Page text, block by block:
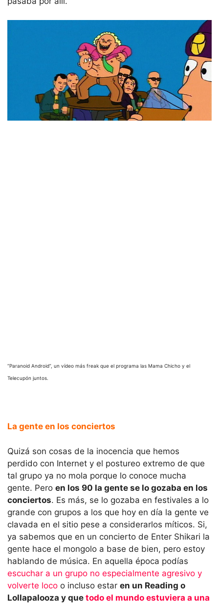
“Paranoid Android”, un vídeo más freak que el programa las Mama Chicho y el
Telecupón juntos.
La gente en los conciertos
Quizá son cosas de la inocencia que hemos
perdido con Internet y el postureo extremo de que
tal grupo ya no mola porque lo conoce mucha
gente. Pero en los 90 la gente se lo gozaba en los
conciertos. Es más, se lo gozaba en festivales a lo
grande con grupos a los que hoy en día la gente ve
clavada en el sitio pese a considerarlos míticos. Si,
ya sabemos que en un concierto de Enter Shikari la
gente hace el mongolo a base de bien, pero estoy
hablando de música. En aquella época podías
escuchar a un grupo no especialmente agresivo y
volverte loco o incluso estar en un Reading o
Lollapalooza y que todo el mundo estuviera a una